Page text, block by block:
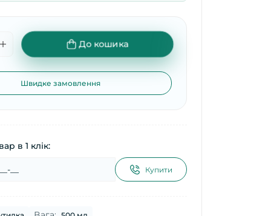
До кошика
Швидке замовлення
в 1 клік:
Купити